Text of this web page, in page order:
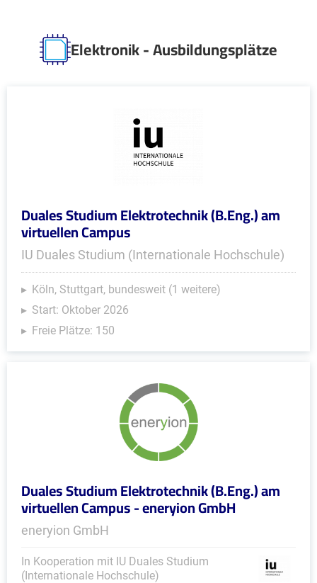
Elektronik - Ausbildungsplätze
Duales Studium Elektrotechnik (B.Eng.) am
virtuellen Campus
IU Duales Studium (Internationale Hochschule)
Köln, Stuttgart, bundesweit (1 weitere)
Start: Oktober 2026
Freie Plätze: 150
Duales Studium Elektrotechnik (B.Eng.) am
virtuellen Campus - eneryion GmbH
eneryion GmbH
In Kooperation mit IU Duales Studium
(Internationale Hochschule)